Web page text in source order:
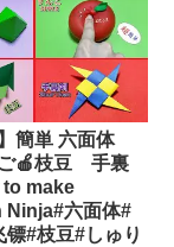
】簡単 六面体
🍎枝豆 手裏
make
六面体#
镖#枝豆#しゅり